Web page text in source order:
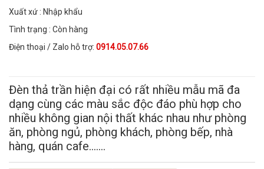
Xuất xứ : Nhập khẩu
Tình trạng : Còn hàng
Điện thoại / Zalo hỗ trợ: 0914.05.07.66
Đèn thả trần hiện đại có rất nhiều mẫu mã đa
dạng cùng các màu sắc độc đáo phù hợp cho
nhiều không gian nội thất khác nhau như phòng
ăn, phòng ngủ, phòng khách, phòng bếp, nhà
hàng, quán cafe.......